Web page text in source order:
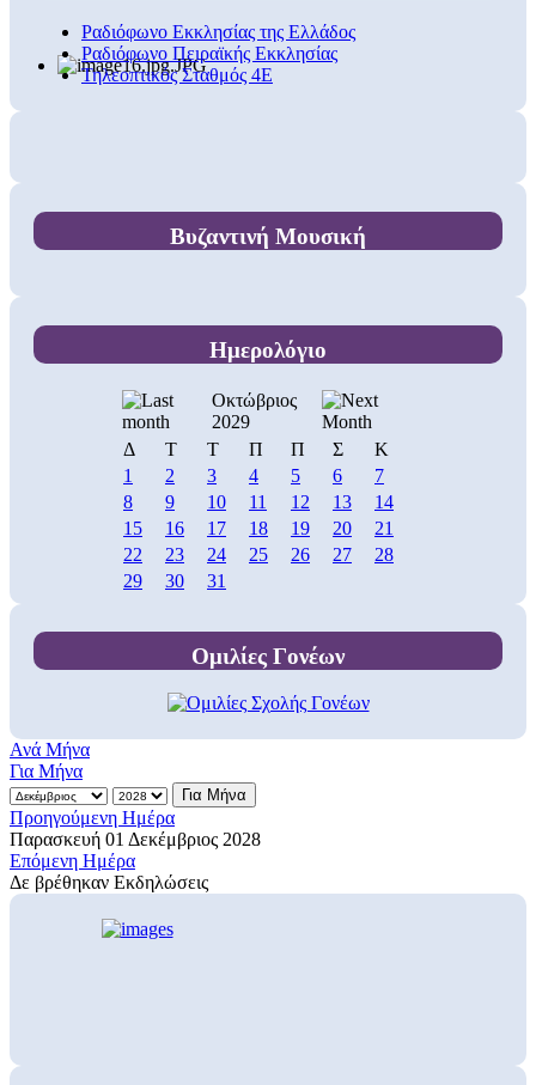
Ραδιόφωνο Εκκλησίας της Ελλάδος
Ραδιόφωνο Πειραϊκής Εκκλησίας
Τηλεοπτικός Σταθμός 4Ε
Βυζαντινή Μουσική
Ημερολόγιο
Οκτώβριος
2029
Δ
Τ Τ Π Π Σ
Κ
1
2 3 4 5 6
7
8
9 10 11 12 13
14
15
16 17 18 19 20
21
22
23 24 25 26 27
28
29
30 31
Ομιλίες Γονέων
Ανά Μήνα
Για Μήνα
Για Μήνα
Προηγούμενη Ημέρα
Παρασκευή 01 Δεκέμβριος 2028
Επόμενη Ημέρα
Δε βρέθηκαν Εκδηλώσεις